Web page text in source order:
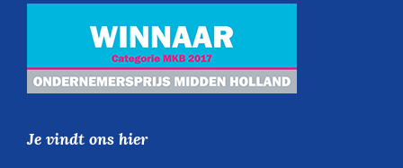
Je vindt ons hier